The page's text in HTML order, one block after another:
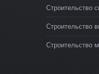
Строительство
Строительство
Строительство